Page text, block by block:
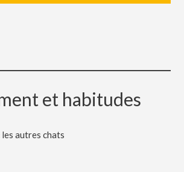
et habitudes
les autres chats